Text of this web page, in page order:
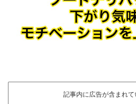
記事内に広告が含まれて